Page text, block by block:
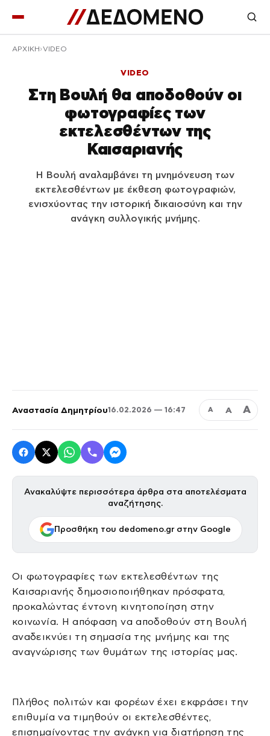
ΑΡΧΙΚΉ VIDEO
VIDEO
Στη Βουλή θα αποδοθούν οι
φωτογραφίες των
εκτελεσθέντων της
Καισαριανής
Η Βουλή αναλαμβάνει τη μνημόνευση των
εκτελεσθέντων με έκθεση φωτογραφιών,
ενισχύοντας την ιστορική δικαιοσύνη και την
ανάγκη συλλογικής μνήμης.
Αναστασία Δημητρίου16.02.2026 — 16:47 Α Α Α
Ανακαλύψτε περισσότερα άρθρα στα αποτελέσματα
αναζήτησης.
Προσθήκη του dedomeno.gr στην Google
Οι φωτογραφίες των εκτελεσθέντων της
Καισαριανής δημοσιοποιήθηκαν πρόσφατα,
προκαλώντας έντονη κινητοποίηση στην
κοινωνία. Η απόφαση να αποδοθούν στη Βουλή
αναδεικνύει τη σημασία της μνήμης και της
αναγνώρισης των θυμάτων της ιστορίας μας.
Πλήθος πολιτών και φορέων έχει εκφράσει την
επιθυμία να τιμηθούν οι εκτελεσθέντες,
επισημαίνοντας την ανάγκη για διατήρηση της